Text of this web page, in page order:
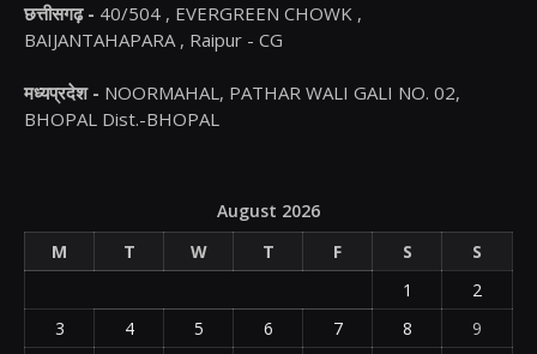
छत्तीसगढ़ - 40/504 , EVERGREEN CHOWK ,
BAIJANTAHAPARA , Raipur - CG
मध्यप्रदेश - NOORMAHAL, PATHAR WALI GALI NO. 02,
BHOPAL Dist.-BHOPAL
August 2026
M
T W T F S
S
1
2
3
4 5 6 7 8
9